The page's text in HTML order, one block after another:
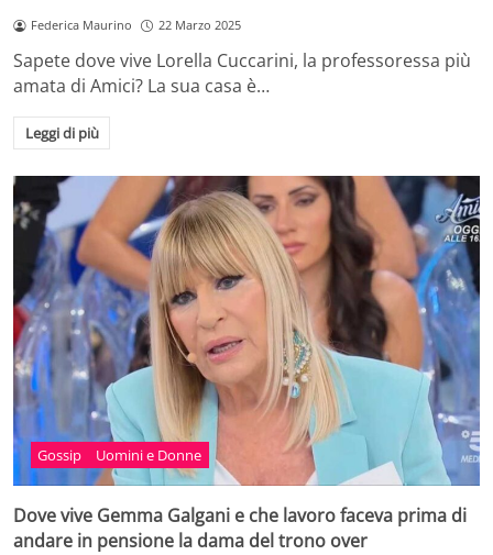
Federica Maurino 22 Marzo 2025
Sapete dove vive Lorella Cuccarini, la professoressa più
amata di Amici? La sua casa è…
Leggi di più
Gossip Uomini e Donne
Dove vive Gemma Galgani e che lavoro faceva prima di
andare in pensione la dama del trono over